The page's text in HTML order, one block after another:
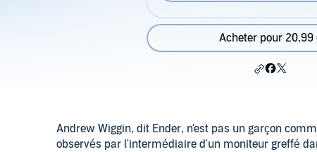
Acheter pour 20,99
Andrew Wiggin, dit Ender, n'est pas un garçon
observés par l'intermédiaire d'un moniteur greffé